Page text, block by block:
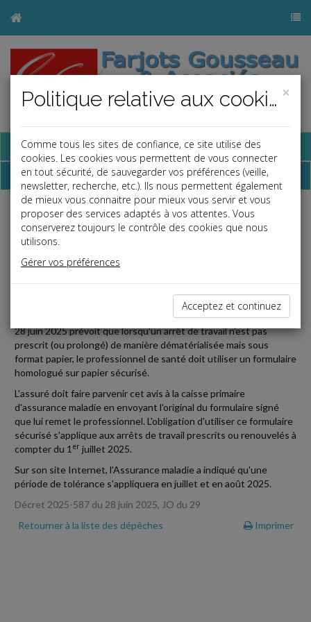
Base documentaire
Dépêches
j a
b
Social
Date: 2025-07-07
ARRÊT DE TRAVAIL : FORMULAIRE CERFA
SÉCURISÉ
Pour lutter contre la fraude aux arrêts de travail, un décret du
28 juin 2025 prévoit que lorsqu'un arrêt de travail n'est pas
prescrit (ou prolongé) de manière dématérialisée mais sous
format papier, le professionnel de santé doit utiliser un formulaire
homologué sur papier sécurisé.
L'assuré doit faire parvenir cet avis à la caisse primaire
d'assurance maladie en envoyant l'original du formulaire signé
que lui remet le professionnel. L'obligation d'utiliser ce formulaire
sécurisé s'applique aux arrêts de travail prescrits ou renouvelés à
compter du 1 er juillet 2025.
Sur son site Internet, l'Assurance maladie a indiqué qu'une
période de tolérance s'appliquera en juillet et en août 2025.
Décret 2025-587 du 28 juin 2025, JO du 29
Retourner à la liste des dépêches
Imprimer
×
Politique relative aux cookies
Comme tous les sites de confiance, ce site utilise des
cookies. Les cookies vous permettent de vous connecter
en tout sécurité, de sauvegarder vos préférences (veille,
newsletter, recherche, etc.). Ils nous permettent également
de mieux vous connaitre pour mieux vous servir et vous
proposer des services adaptés à vos attentes. Vous
conserverez toujours le contrôle des cookies que nous
utilisons.
Gérer vos préférences
Acceptez et continuez